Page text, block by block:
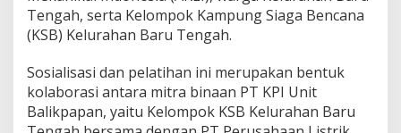
Tengah, serta Kelompok Kampung Siaga Bencana
(KSB) Kelurahan Baru Tengah.
Sosialisasi dan pelatihan ini merupakan bentuk
kolaborasi antara mitra binaan PT KPI Unit
Balikpapan, yaitu Kelompok KSB Kelurahan Baru